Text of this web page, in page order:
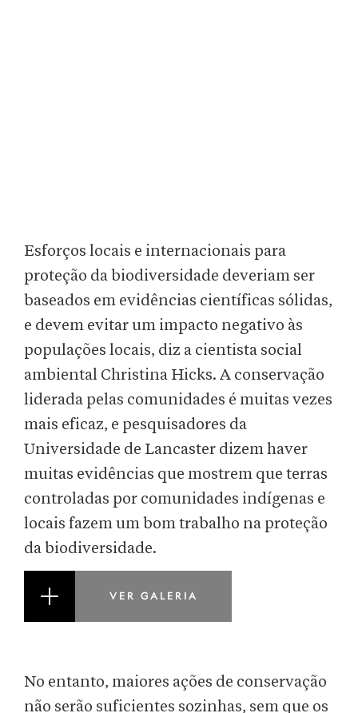
Esforços locais e internacionais para
proteção da biodiversidade deveriam ser
baseados em evidências científicas sólidas,
e devem evitar um impacto negativo às
populações locais, diz a cientista social
ambiental Christina Hicks. A conservação
liderada pelas comunidades é muitas vezes
mais eficaz, e pesquisadores da
Universidade de Lancaster dizem haver
muitas evidências que mostrem que terras
controladas por comunidades indígenas e
locais fazem um bom trabalho na proteção
da biodiversidade.
VER GALERIA
No entanto, maiores ações de conservação
não serão suficientes sozinhas, sem que os